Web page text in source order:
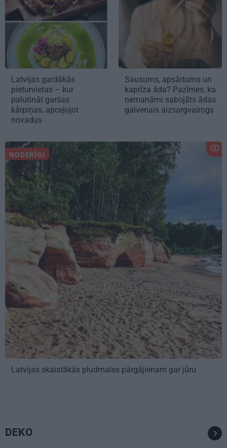
Latvijas gardākās
pieturvietas – kur
palutināt garšas
kārpiņas, apceļojot
novadus
Sausums, apsārtums un
kaprīza āda? Pazīmes, ka
nemanāmi sabojāts ādas
galvenais aizsargvairogs
NODERĪGI
Latvijas skaistākās pludmales pārgājienam gar jūru
DEKO